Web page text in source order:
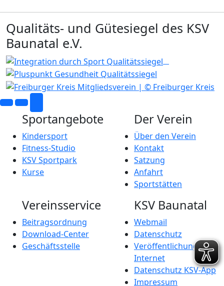
Qualitäts- und Gütesiegel des KSV
Baunatal e.V.
Sportangebote
Kindersport
Fitness-Studio
KSV Sportpark
Kurse
Der Verein
Über den Verein
Kontakt
Satzung
Anfahrt
Sportstätten
Vereinsservice
Beitragsordnung
Download-Center
Geschäftsstelle
KSV Baunatal
Webmail
Datenschutz
Veröffentlichung im
Internet
Datenschutz KSV-App
Impressum